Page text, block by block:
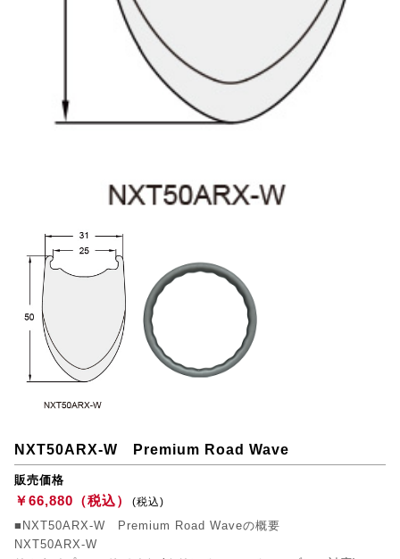
NXT50ARX-W Premium Road Wave
販売価格
￥66,880（税込）
(税込)
■NXT50ARX-W Premium Road Waveの概要
NXT50ARX-W